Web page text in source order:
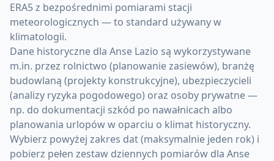
ERA5 z bezpośrednimi pomiarami stacji
meteorologicznych — to standard używany w
klimatologii.
Dane historyczne dla Anse Lazio są wykorzystywane
m.in. przez rolnictwo (planowanie zasiewów), branżę
budowlaną (projekty konstrukcyjne), ubezpieczycieli
(analizy ryzyka pogodowego) oraz osoby prywatne —
np. do dokumentacji szkód po nawałnicach albo
planowania urlopów w oparciu o klimat historyczny.
Wybierz powyżej zakres dat (maksymalnie jeden rok) i
pobierz pełen zestaw dziennych pomiarów dla Anse